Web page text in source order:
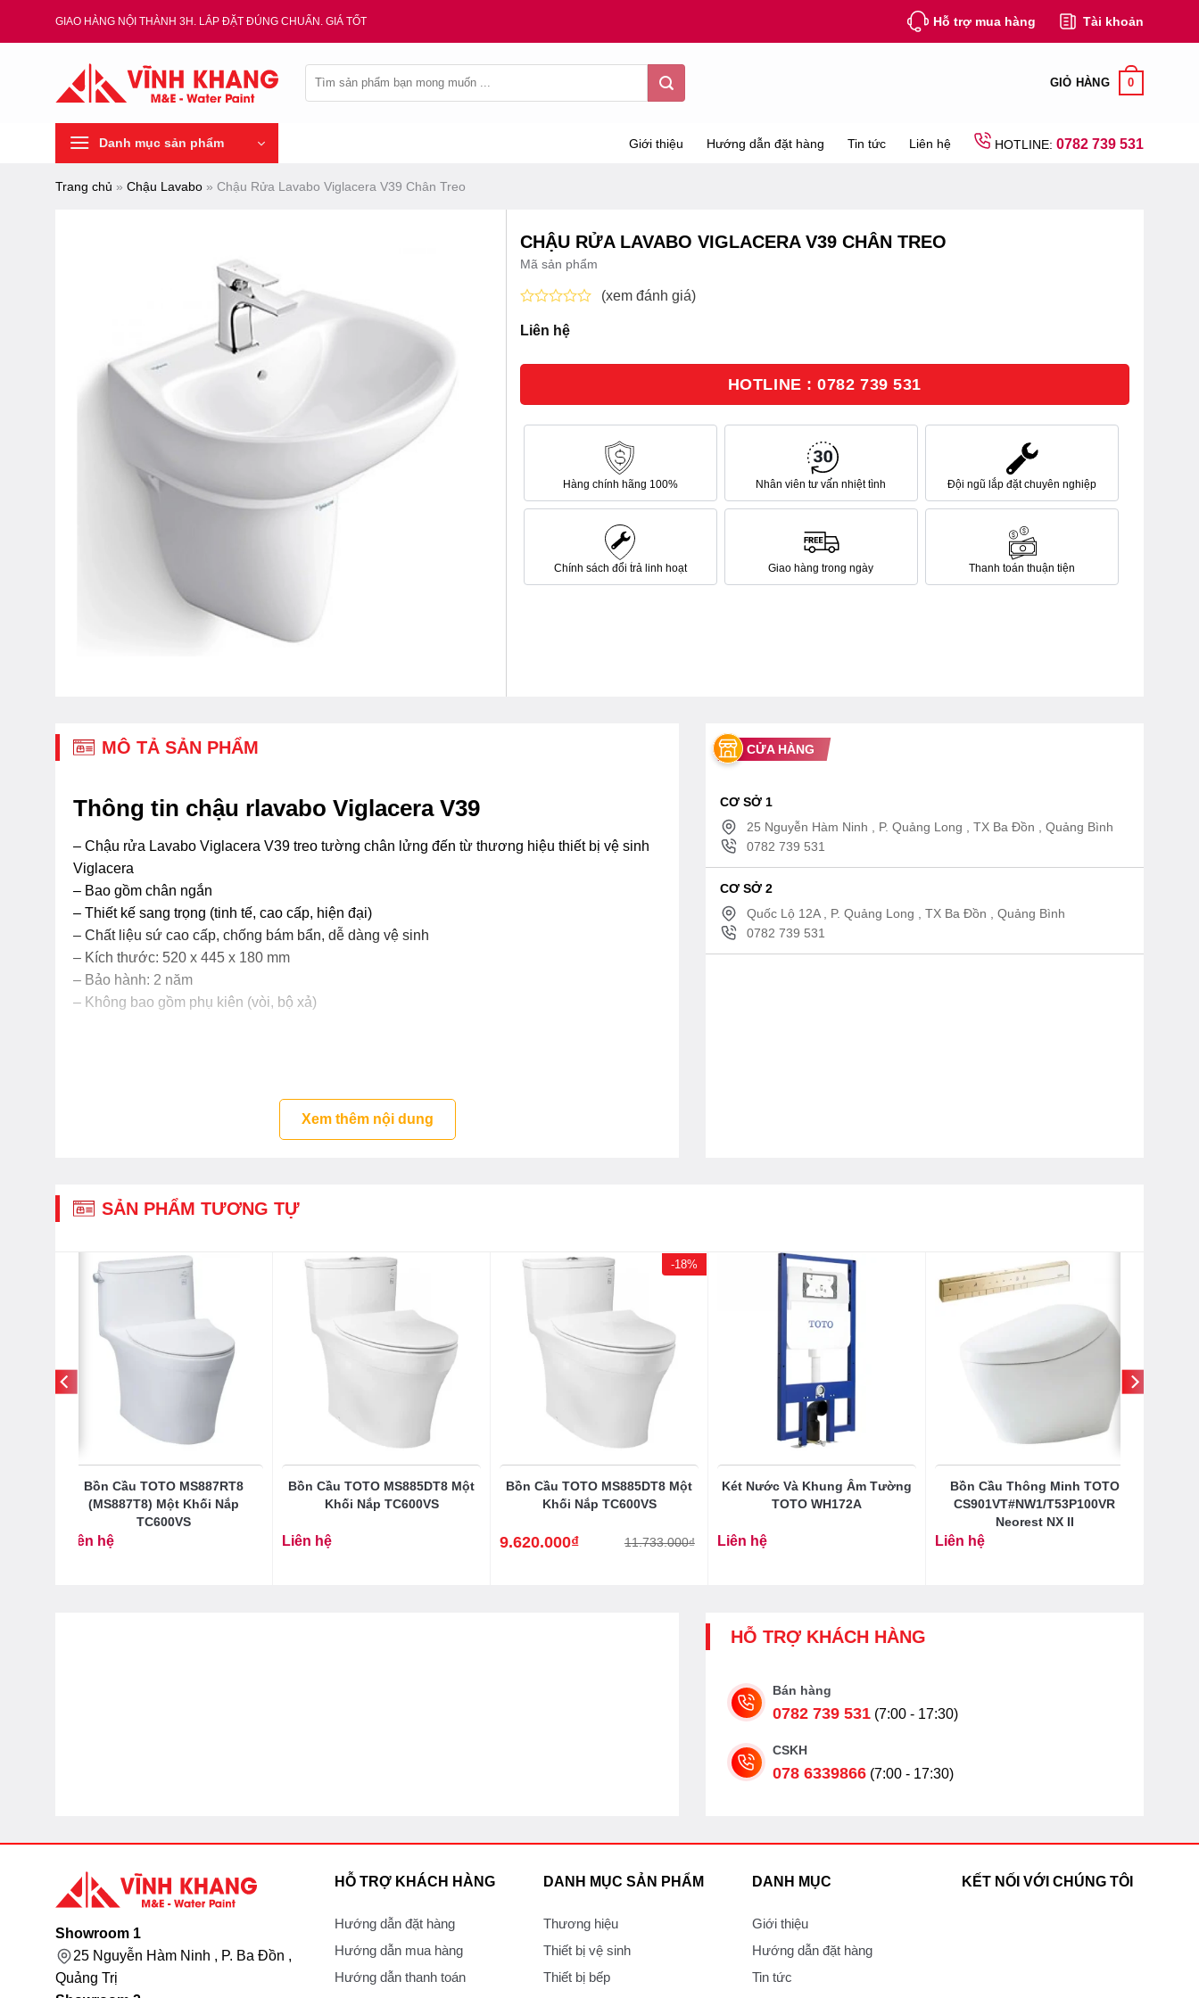
GIAO HÀNG NỘI THÀNH 3H. LẮP ĐẶT ĐÚNG CHUẨN. GIÁ TỐT Hỗ trợ mua hàng Tài khoản
kiếm:
GIỎ HÀNG 0
Danh mục sản phẩm Giới thiệu Hướng dẫn đặt hàng Tin tức Liên hệ HOTLINE: 0782 739 531
Trang chủ » Chậu Lavabo » Chậu Rửa Lavabo Viglacera V39 Chân Treo
CHẬU RỬA LAVABO VIGLACERA V39 CHÂN TREO
Mã sản phẩm
xếp
(xem đánh giá)
Liên hệ
HOTLINE : 0782 739 531
Hàng chính hãng 100% Nhân viên tư vấn nhiệt tình Đội ngũ lắp đặt chuyên nghiệp
Chính sách đổi trả linh hoạt Giao hàng trong ngày Thanh toán thuận tiện
MÔ TẢ SẢN PHẨM
Thông tin chậu rlavabo Viglacera V39
– Chậu rửa Lavabo Viglacera V39 treo tường chân lửng đến từ thương hiệu thiết bị vệ sinh
Viglacera
– Bao gồm chân ngắn
– Thiết kế sang trọng (tinh tế, cao cấp, hiện đại)
– Chất liệu sứ cao cấp, chống bám bẩn, dễ dàng vệ sinh
– Kích thước: 520 x 445 x 180 mm
– Bảo hành: 2 năm
– Không bao gồm phụ kiên (vòi, bộ xả)
Xem thêm nội dung
CỬA HÀNG
CƠ SỞ 1
25 Nguyễn Hàm Ninh , P. Quảng Long , TX Ba Đồn , Quảng Bình
0782 739 531
CƠ SỞ 2
Quốc Lộ 12A , P. Quảng Long , TX Ba Đồn , Quảng Bình
0782 739 531
SẢN PHẨM TƯƠNG TỰ
Bồn Cầu TOTO MS887RT8
(MS887T8) Một Khối Nắp
TC600VS
Liên hệ
Bồn Cầu TOTO MS885DT8 Một
Khối Nắp TC600VS
Liên hệ
-18%
Bồn Cầu TOTO MS885DT8 Một
Khối Nắp TC600VS
11.733.000₫
Giá
9.620.000₫
Giá
Két Nước Và Khung Âm Tường
TOTO WH172A
Liên hệ
Bồn Cầu Thông Minh TOTO
CS901VT#NW1/T53P100VR
Neorest NX II
Liên hệ
HỖ TRỢ KHÁCH HÀNG
Bán hàng
0782 739 531 (7:00 - 17:30)
CSKH
078 6339866 (7:00 - 17:30)
Showroom 1
25 Nguyễn Hàm Ninh , P. Ba Đồn ,
Quảng Trị
HỖ TRỢ KHÁCH HÀNG
Hướng dẫn đặt hàng
Hướng dẫn mua hàng
Hướng dẫn thanh toán
DANH MỤC SẢN PHẨM
Thương hiệu
Thiết bị vệ sinh
Thiết bị bếp
DANH MỤC
Giới thiệu
Hướng dẫn đặt hàng
Tin tức
KẾT NỐI VỚI CHÚNG TÔI